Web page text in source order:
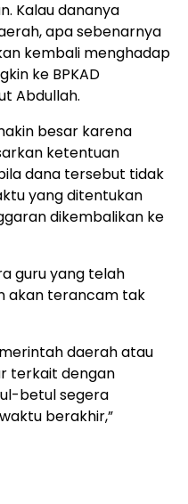
Kalau dananya
apa sebenarnya
kembali menghadap
ke BPKAD
Abdullah.
besar karena
ketentuan
dana tersebut tidak
yang ditentukan
dikembalikan ke
guru yang telah
akan terancam tak
daerah atau
terkait dengan
betul segera
berakhir,”